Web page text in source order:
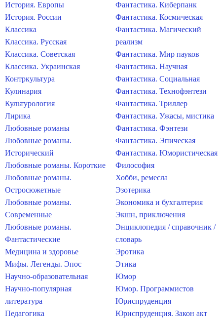
История. Европы
История. России
Классика
Классика. Русская
Классика. Советская
Классика. Украинская
Контркультура
Кулинария
Культурология
Лирика
Любовные романы
Любовные романы.
Исторический
Любовные романы. Короткие
Любовные романы.
Остросюжетные
Любовные романы.
Современные
Любовные романы.
Фантастические
Медицина и здоровье
Мифы. Легенды. Эпос
Научно-образовательная
Научно-популярная
литература
Педагогика
Фантастика. Киберпанк
Фантастика. Космическая
Фантастика. Магический
реализм
Фантастика. Мир пауков
Фантастика. Научная
Фантастика. Социальная
Фантастика. Технофэнтези
Фантастика. Триллер
Фантастика. Ужасы, мистика
Фантастика. Фэнтези
Фантастика. Эпическая
Фантастика. Юмористическая
Философия
Хобби, ремесла
Эзотерика
Экономика и бухгалтерия
Экшн, приключения
Энциклопедия / справочник /
словарь
Эротика
Этика
Юмор
Юмор. Программистов
Юриспруденция
Юриспруденция. Закон акт